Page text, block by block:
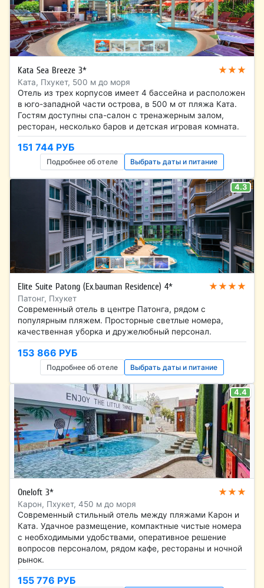
Kata Sea Breeze 3* ★★★
Ката, Пхукет, 500 м до моря
Отель из трех корпусов имеет 4 бассейна и расположен
в юго-западной части острова, в 500 м от пляжа Ката.
Гостям доступны спа-салон с тренажерным залом,
ресторан, несколько баров и детская игровая комната.
151 744 РУБ
Подробнее об отеле Выбрать даты и питание
4.3
Elite Suite Patong (Ex.bauman Residence) 4* ★★★★
Патонг, Пхукет
Современный отель в центре Патонга, рядом с
популярным пляжем. Просторные светлые номера,
качественная уборка и дружелюбный персонал.
153 866 РУБ
Подробнее об отеле Выбрать даты и питание
4.4
Oneloft 3* ★★★
Карон, Пхукет, 450 м до моря
Современный стильный отель между пляжами Карон и
Ката. Удачное размещение, компактные чистые номера
с необходимыми удобствами, оперативное решение
вопросов персоналом, рядом кафе, рестораны и ночной
рынок.
155 776 РУБ